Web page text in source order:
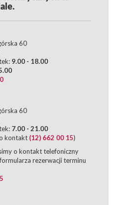
60
9.00 - 18.00
60
7.00 - 21.00
kontakt (12) 662 00 15)
o kontakt telefoniczny
rezerwacji terminu